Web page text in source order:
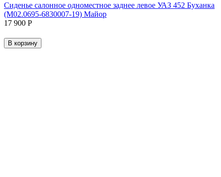
Сиденье салонное одноместное заднее левое УАЗ 452 Буханка
(М02.0695-6830007-19) Майор
17 900 Р
В корзину